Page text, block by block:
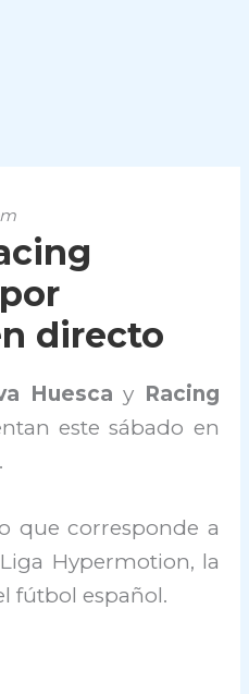
directo
Huescay Racing
este sábado en
que corresponde a
Hypermotion, la
fútbol español.